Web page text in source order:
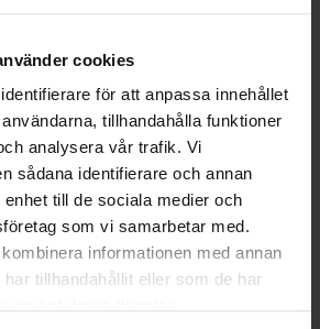
cookies
för att anpassa innehållet
tillhandahålla funktioner
analysera vår trafik. Vi
sådana identifierare och annan
till de sociala medier och
som vi samarbetar med.
informationen med annan
tillhandahållit eller som de har